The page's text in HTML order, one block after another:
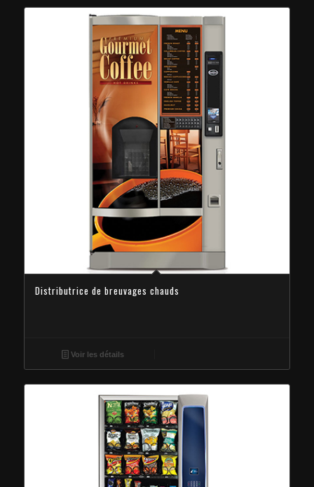
Distributrice de breuvages chauds
Voir les détails